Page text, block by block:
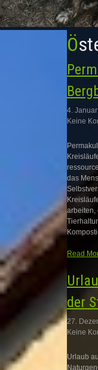
4.
Keine
das
arbeiten,
Read
der
27.
Keine
Urlaub